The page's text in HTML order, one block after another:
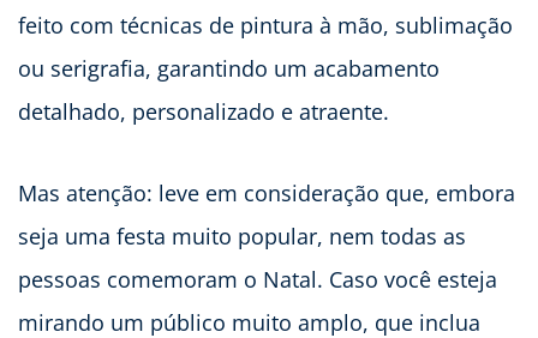
feito com técnicas de pintura à mão, sublimação
ou serigrafia, garantindo um acabamento
detalhado, personalizado e atraente.
Mas atenção: leve em consideração que, embora
seja uma festa muito popular, nem todas as
pessoas comemoram o Natal. Caso você esteja
mirando um público muito amplo, que inclua